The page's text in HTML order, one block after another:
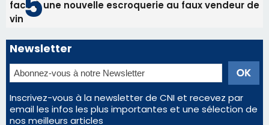
Éclipse du 12 août : la Corse aux premières loges
d'un spectacle qui ne reviendra pas avant 2081
Bastia – Le festival Porto Latino évacué en urgence
avant le concert de Mosimann
En Corse, un début de saison marqué par une
consommation en recul dans les restaurants
La gendarmerie alerte les restaurateurs corses
face à une nouvelle escroquerie au faux vendeur de